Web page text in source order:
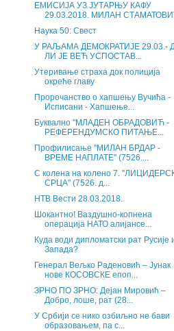
ЕМИСИЈА УЗ ЈУТАРЊУ КАФУ
29.03.2018. МИЛАН
Наука 50: Свест
У РАЉАМА ДЕМОКРАТИЈЕ 29.03.-
ЛИ ЈЕ ВЕЋ УСПОСТАВ...
Утеривање страха док полиција
окреће главу
Пророчанство о хапшењу Вучића -
Исписани - Хапшење...
Буквално ''МЛАДЕН ОБРАДОВИЋ -
РЕФЕРЕНДУМСКО ПИТАЊЕ...
Профилисање ''МИЛАН БРДАР -
ВРЕМЕ НАПЛАТЕ'' (7526....
С колена на колено 7.
СРЦА'' (7526. д...
НТВ Вести 28.03.2018.
Шокантно! Ваздушно-копнена
операција НАТО алијансе...
Куда води дипломатски рат Русије
Запада?
Генерал Вељко Раденовић – Јунак
нове КОСОВСКЕ епоп...
ЗРНО ПО ЗРНО: Дејан Мировић –
Добро, лоше, рат (28...
У Србији се нико озбиљно не бави
образовањем, па с...